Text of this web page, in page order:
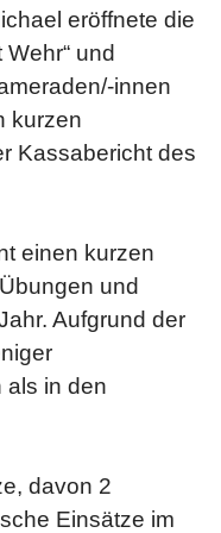
eröffnete die
und
innen
kurzen
Kassabericht des
einen kurzen
und
Aufgrund der
als in den
davon 2
Einsätze im